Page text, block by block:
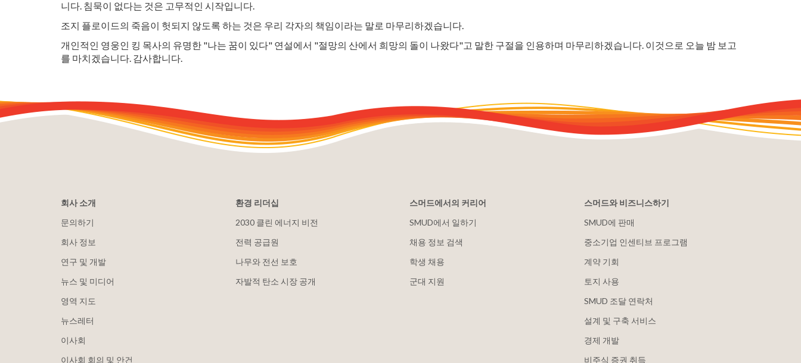
니다. 침묵이 없다는 것은 고무적인 시작입니다.
조지 플로이드의 죽음이 헛되지 않도록 하는 것은 우리 각자의 책임이라는 말로 마무리하겠습니다.
개인적인 영웅인 킹 목사의 유명한 "나는 꿈이 있다" 연설에서 "절망의 산에서 희망의 돌이 나왔다"고 말한 구절을 인용하며 마무리하겠습니다. 이것으로 오늘 밤 보고
를 마치겠습니다. 감사합니다.
회사 소개
문의하기
회사 정보
연구 및 개발
뉴스 및 미디어
영역 지도
뉴스레터
이사회
이사회 회의 및 안건
환경 리더십
2030 클린 에너지 비전
전력 공급원
나무와 전선 보호
자발적 탄소 시장 공개
스머드에서의 커리어
SMUD에서 일하기
채용 정보 검색
학생 채용
군대 지원
스머드와 비즈니스하기
SMUD에 판매
중소기업 인센티브 프로그램
계약 기회
토지 사용
SMUD 조달 연락처
설계 및 구축 서비스
경제 개발
비주식 증권 취득